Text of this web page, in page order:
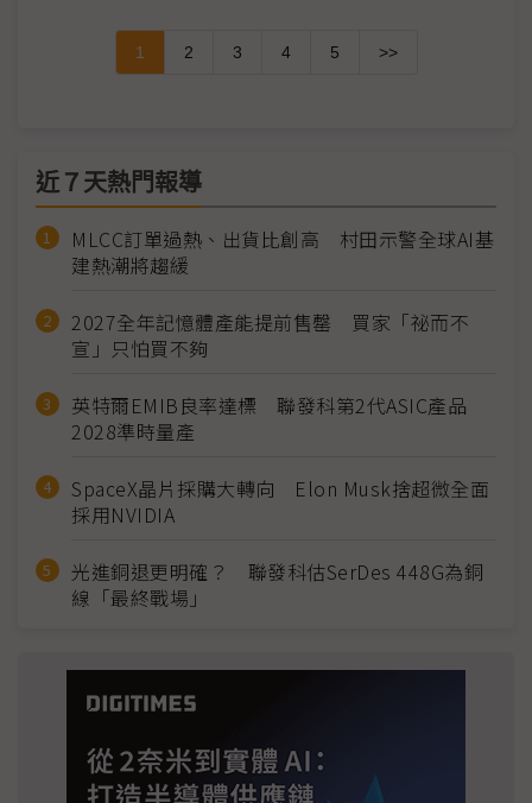
1 2 3 4 5 >>
近７天熱門報導
MLCC訂單過熱、出貨比創高 村田示警全球AI基
建熱潮將趨緩
2027全年記憶體產能提前售罄 買家「祕而不
宣」只怕買不夠
英特爾EMIB良率達標 聯發科第2代ASIC產品
2028準時量產
SpaceX晶片採購大轉向 Elon Musk捨超微全面
採用NVIDIA
光進銅退更明確？ 聯發科估SerDes 448G為銅
線「最終戰場」